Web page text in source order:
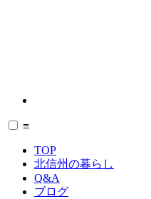
≡
TOP
北信州の暮らし
Q&A
ブログ